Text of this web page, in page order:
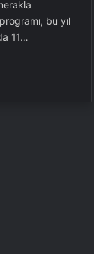
bu yıl
11…